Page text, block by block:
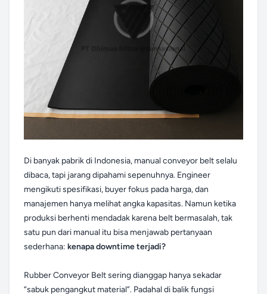
Di banyak pabrik di Indonesia, manual conveyor belt selalu
dibaca, tapi jarang dipahami sepenuhnya. Engineer
mengikuti spesifikasi, buyer fokus pada harga, dan
manajemen hanya melihat angka kapasitas. Namun ketika
produksi berhenti mendadak karena belt bermasalah, tak
satu pun dari manual itu bisa menjawab pertanyaan
sederhana: kenapa downtime terjadi?
Rubber Conveyor Belt sering dianggap hanya sekadar
“sabuk pengangkut material”. Padahal di balik fungsi